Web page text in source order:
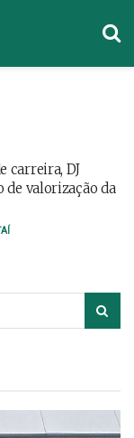
carreira, DJ
de valorização da